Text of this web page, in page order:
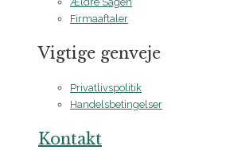
Firmaaftaler
Vigtige genveje
Privatlivspolitik
Handelsbetingelser
Kontakt